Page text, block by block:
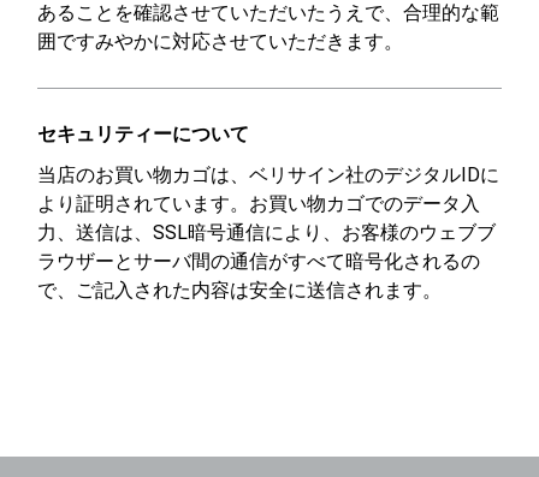
あることを確認させていただいたうえで、合理的な範
囲ですみやかに対応させていただきます。
セキュリティーについて
当店のお買い物カゴは、ベリサイン社のデジタルIDに
より証明されています。お買い物カゴでのデータ入
力、送信は、SSL暗号通信により、お客様のウェブブ
ラウザーとサーバ間の通信がすべて暗号化されるの
で、ご記入された内容は安全に送信されます。